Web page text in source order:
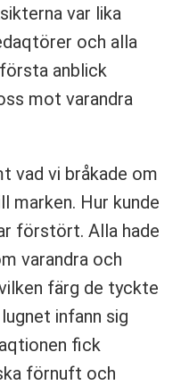
var lika
och alla
anblick
mot varandra
vad vi bråkade om
marken. Hur kunde
förstört. Alla hade
varandra och
färg de tyckte
infann sig
fick
förnuft och